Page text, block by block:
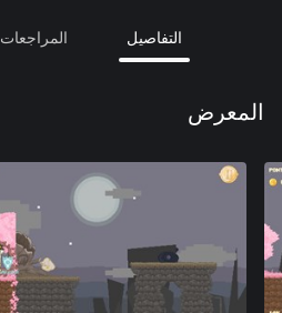
التفاصيل المراجعات
المعرض